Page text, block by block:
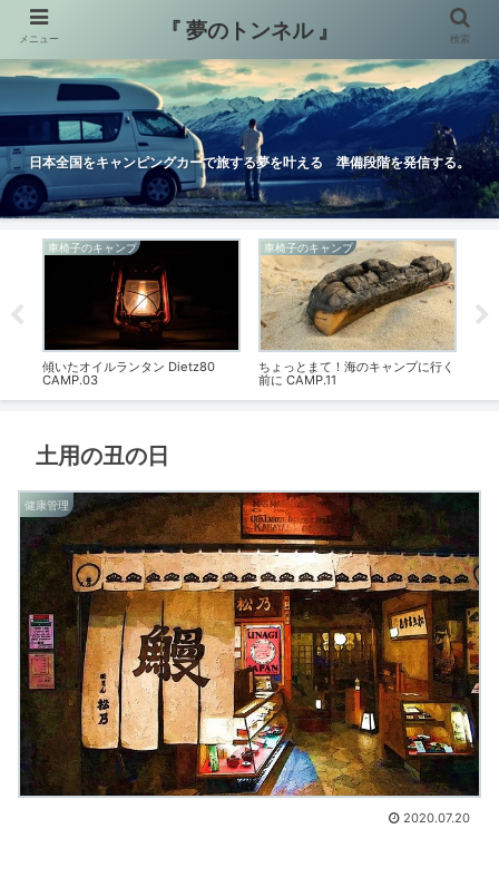
日本全国をキャンピングカーで旅する夢を叶える 準備段階を発信する。
車椅子のキャンプ
傾いたオイルランタン Dietz80
CAMP.03
車椅子のキャンプ
ちょっとまて！海のキャンプに行く
前に CAMP.11
土用の丑の日
健康管理
2020.07.20
メニュー 『 夢のトンネル 』 検索